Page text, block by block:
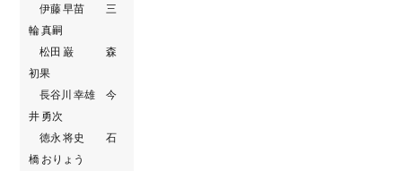
伊藤 早苗 三
輪 真嗣
松田 巌 森
初果
長谷川 幸雄 今
井 勇次
徳永 将史 石
橋 おりょう